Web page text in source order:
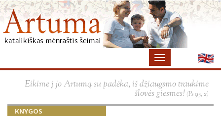
Eikime į jo Artumą su padėka, iš džiaugsmo traukime
šlovės giesmes! (Ps 95, 2)
KNYGOS
×